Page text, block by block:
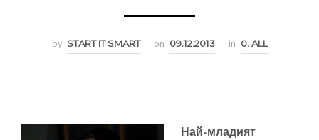
by START IT SMART on 09.12.2013 in 0. ALL
Най-младият